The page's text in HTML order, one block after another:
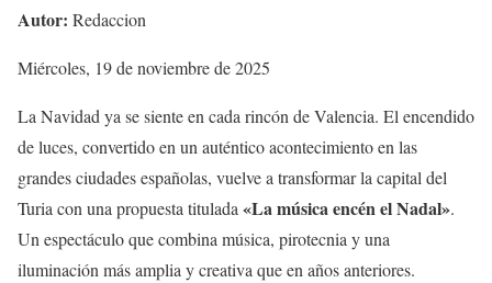
Autor: Redaccion
Miércoles, 19 de noviembre de 2025
La Navidad ya se siente en cada rincón de Valencia. El encendido
de luces, convertido en un auténtico acontecimiento en las
grandes ciudades españolas, vuelve a transformar la capital del
Turia con una propuesta titulada«La música encén el Nadal».
Un espectáculo que combina música, pirotecnia y una
iluminación más amplia y creativa que en años anteriores.